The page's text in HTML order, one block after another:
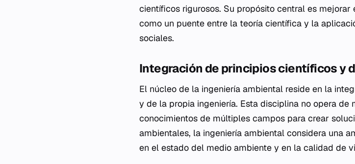
científicos rigurosos. Su propósito central es
como un puente entre la teoría científica y la
sociales.
Integración de principios científicos y
El núcleo de la ingeniería ambiental reside en la
y de la propia ingeniería. Esta disciplina no opera de
conocimientos de múltiples campos para crear
ambientales, la ingeniería ambiental considera una
en el estado del medio ambiente y en la calidad de